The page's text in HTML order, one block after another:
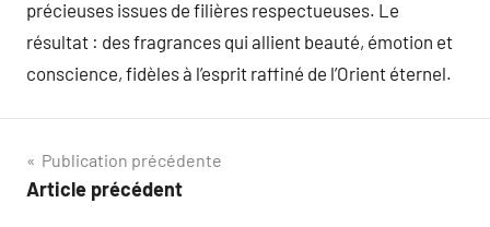
précieuses issues de filières respectueuses. Le
résultat : des fragrances qui allient beauté, émotion et
conscience, fidèles à l’esprit raffiné de l’Orient éternel.
Navigation
de
Publication précédente
Article précédent